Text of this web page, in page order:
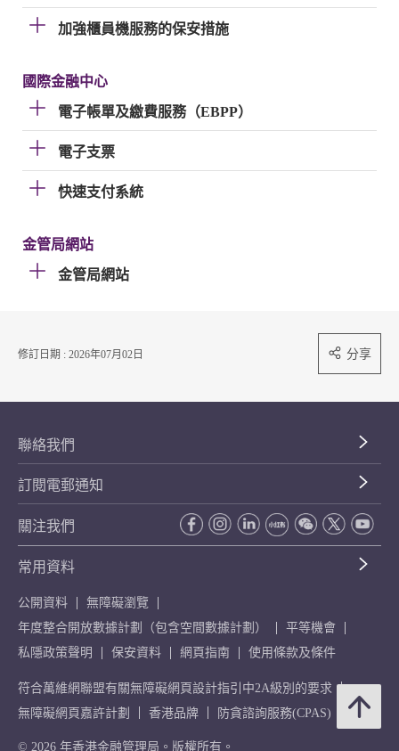
加強櫃員機服務的保安措施
國際金融中心
電子帳單及繳費服務（EBPP）
電子支票
快速支付系統
金管局網站
金管局網站
修訂日期 : 2026年07月02日 分享
聯絡我們
訂閱電郵通知
關注我們
常用資料
公開資料
無障礙瀏覽
年度整合開放數據計劃（包含空間數據計劃）
平等機會
私隱政策聲明
保安資料 網頁指南 使用條款及條件
符合萬維網聯盟有關無障礙網頁設計指引中2A級別的要求
無障礙網頁嘉許計劃
香港品牌 防貪諮詢服務(CPAS)
© 2026 年香港金融管理局。版權所有。